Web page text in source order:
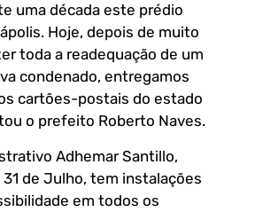
uma década este prédio
Hoje, depois de muito
toda a readequação de um
condenado, entregamos
cartões-postais do estado
o prefeito Roberto Naves.
Adhemar Santillo,
de Julho, tem instalações
em todos os